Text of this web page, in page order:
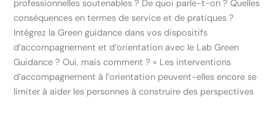
professionnelles soutenables ? De quoi parle-t-on ? Quelles
conséquences en termes de service et de pratiques ?
Intégrez la Green guidance dans vos dispositifs
d’accompagnement et d’orientation avec le Lab Green
Guidance ? Oui, mais comment ? « Les interventions
d’accompagnement à l’orientation peuvent-elles encore se
limiter à aider les personnes à construire des perspectives